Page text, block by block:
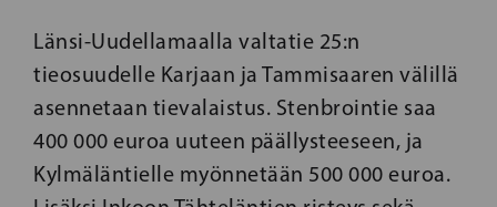
Länsi-Uudellamaalla valtatie 25:n
tieosuudelle Karjaan ja Tammisaaren välillä
asennetaan tievalaistus. Stenbrointie saa
400 000 euroa uuteen päällysteeseen, ja
Kylmäläntielle myönnetään 500 000 euroa.